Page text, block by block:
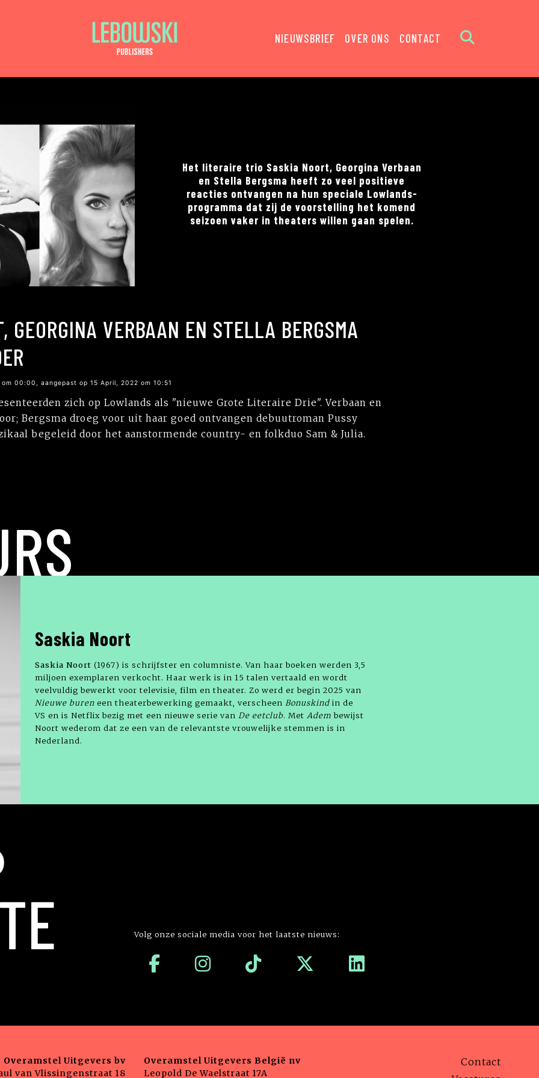
NIEUWSBRIEF OVER ONS CONTACT
Het literaire trio Saskia Noort, Georgina Verbaan
en Stella Bergsma heeft zo veel positieve
reacties ontvangen na hun speciale Lowlands-
programma dat zij de voorstelling het komend
seizoen vaker in theaters willen gaan spelen.
GEORGINA VERBAAN EN STELLA BERGSMA
00:00, aangepast op 15 April, 2022 om 10:51
zich op Lowlands als "nieuwe Grote Literaire Drie". Verbaan en
Bergsma droeg voor uit haar goed ontvangen debuutroman Pussy
begeleid door het aanstormende country- en folkduo Sam & Julia.
Saskia Noort
Saskia Noort (1967) is schrijfster en columniste. Van haar boeken werden 3,5
miljoen exemplaren verkocht. Haar werk is in 15 talen vertaald en wordt
veelvuldig bewerkt voor televisie, film en theater. Zo werd er begin 2025 van
Nieuwe buren een theaterbewerking gemaakt, verscheen Bonuskind in de
VS en is Netflix bezig met een nieuwe serie van De eetclub. Met Adem bewijst
Noort wederom dat ze een van de relevantste vrouwelijke stemmen is in
Nederland.
Volg onze sociale media voor het laatste nieuws:
Overamstel Uitgevers bv
van Vlissingenstraat 18
Overamstel Uitgevers België nv
Leopold De Waelstraat 17A
Contact